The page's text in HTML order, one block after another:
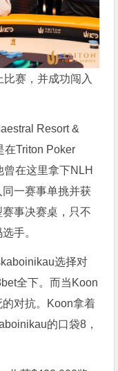
比赛，并成功闯入
Resort &
在Triton Poker
在这里拿下NLH
一赛事单挑并获
事决赛桌，只不
手。
选择对
全下。而当Koon
对抗。Koon拿着
的口袋8，